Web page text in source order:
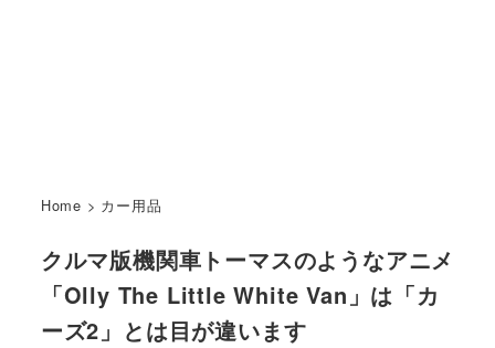
Home > カー用品
クルマ版機関車トーマスのようなアニメ
「Olly The Little White Van」は「カ
ーズ2」とは目が違います